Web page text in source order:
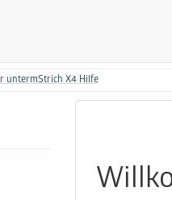
untermStrich X4 Hilfe